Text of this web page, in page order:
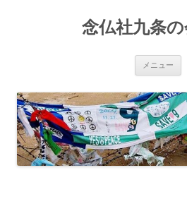
プ
念仏社九条の
メニュー